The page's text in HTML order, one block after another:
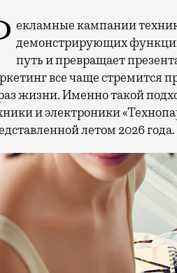
съемок, демонстрирующих
путь и превращает
все чаще стремится
жизни. Именно такой
и электроники
летом 2026 года.